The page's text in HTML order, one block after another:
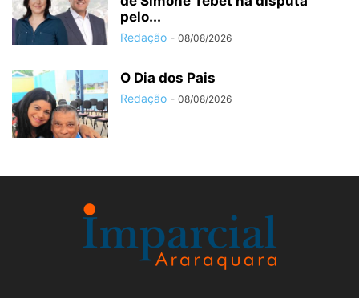
pelo...
Redação - 08/08/2026
O Dia dos Pais
Redação - 08/08/2026